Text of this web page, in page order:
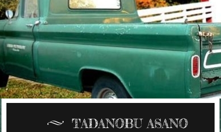
TADANOBU ASANO